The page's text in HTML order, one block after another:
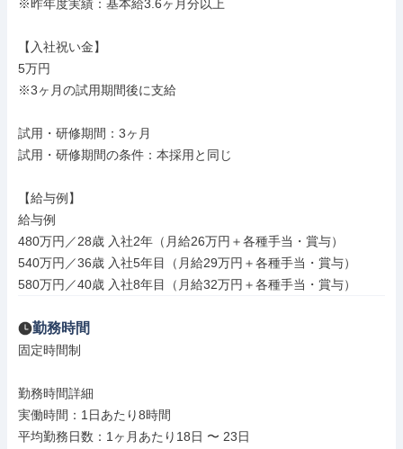
※昨年度実績：基本給3.6ヶ月分以上
【入社祝い金】
5万円
※3ヶ月の試用期間後に支給
試用・研修期間：3ヶ月
試用・研修期間の条件：本採用と同じ
【給与例】
給与例
480万円／28歳 入社2年（月給26万円＋各種手当・賞与）
540万円／36歳 入社5年目（月給29万円＋各種手当・賞与）
580万円／40歳 入社8年目（月給32万円＋各種手当・賞与）
勤務時間
固定時間制
勤務時間詳細
実働時間：1日あたり8時間
平均勤務日数：1ヶ月あたり18日 〜 23日